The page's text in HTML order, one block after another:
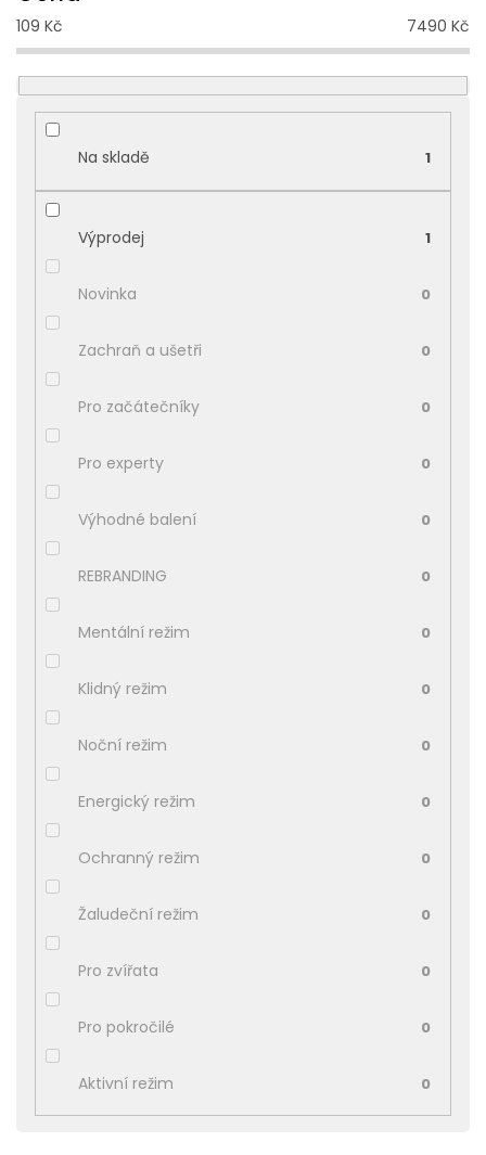
í
p
r
o
d
u
ů
109 Kč 7490 Kč
Na skladě 1
Výprodej 1
Novinka 0
Zachraň a ušetři 0
Pro začátečníky 0
Pro experty 0
Výhodné balení 0
REBRANDING 0
Mentální režim 0
Klidný režim 0
Noční režim 0
Energický režim 0
Ochranný režim 0
Žaludeční režim 0
Pro zvířata 0
Pro pokročilé 0
Aktivní režim 0